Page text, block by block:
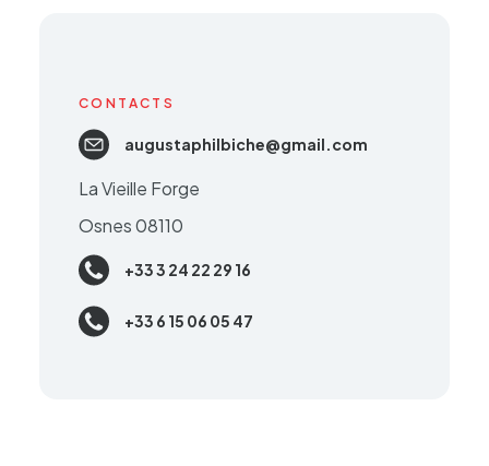
CONTACTS
augustaphilbiche@gmail.com
La Vieille Forge
Osnes 08110
+33 3 24 22 29 16
+33 6 15 06 05 47